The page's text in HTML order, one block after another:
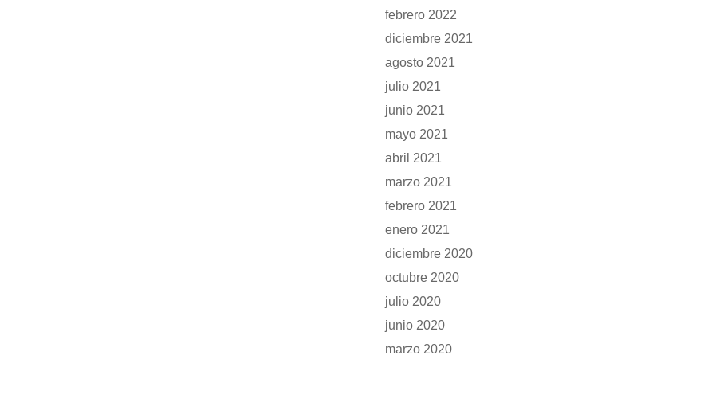
febrero 2022
diciembre 2021
agosto 2021
julio 2021
junio 2021
mayo 2021
abril 2021
marzo 2021
febrero 2021
enero 2021
diciembre 2020
octubre 2020
julio 2020
junio 2020
marzo 2020